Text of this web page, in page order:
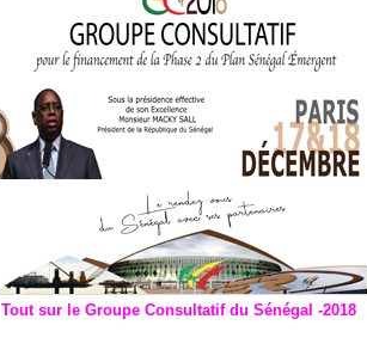
Tout sur le Groupe Consultatif du Sénégal -2018